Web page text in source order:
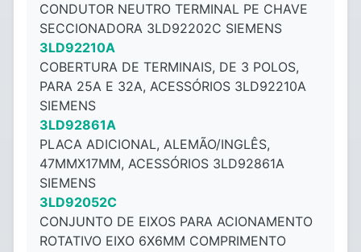
CONDUTOR NEUTRO TERMINAL PE CHAVE
SECCIONADORA 3LD92202C SIEMENS
3LD92210A
COBERTURA DE TERMINAIS, DE 3 POLOS,
PARA 25A E 32A, ACESSÓRIOS 3LD92210A
SIEMENS
3LD92861A
PLACA ADICIONAL, ALEMÃO/INGLÊS,
47MMX17MM, ACESSÓRIOS 3LD92861A
SIEMENS
3LD92052C
CONJUNTO DE EIXOS PARA ACIONAMENTO
ROTATIVO EIXO 6X6MM COMPRIMENTO